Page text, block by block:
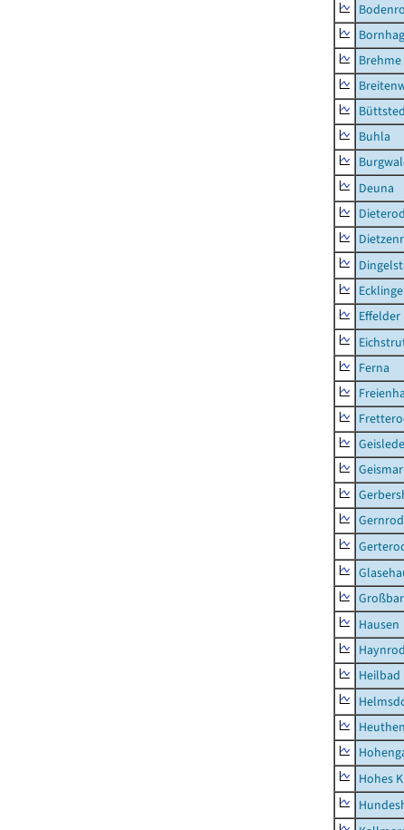
Brehme
Buhla
Deuna
Effelder
Ferna
Geismar
Hausen
Heuthen
Hohes